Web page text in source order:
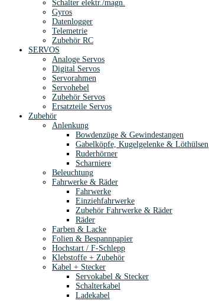
Schalter elektr./magn.
Gyros
Datenlogger
Telemetrie
Zubehör RC
SERVOS
Analoge Servos
Digital Servos
Servorahmen
Servohebel
Zubehör Servos
Ersatzteile Servos
Zubehör
Anlenkung
Bowdenzüge & Gewindestangen
Gabelköpfe, Kugelgelenke & Löthülsen
Ruderhörner
Scharniere
Beleuchtung
Fahrwerke & Räder
Fahrwerke
Einziehfahrwerke
Zubehör Fahrwerke & Räder
Räder
Farben & Lacke
Folien & Bespannpapier
Hochstart / F-Schlepp
Klebstoffe + Zubehör
Kabel + Stecker
Servokabel & Stecker
Schalterkabel
Ladekabel